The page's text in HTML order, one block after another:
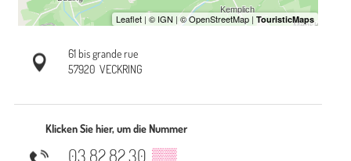
61 bis grande rue
57920 VECKRING
Klicken Sie hier, um die Nummer
03 82 82 30 ▒▒